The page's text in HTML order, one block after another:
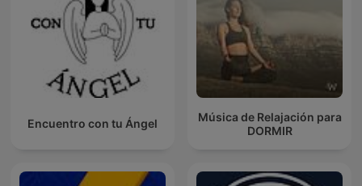
Encuentro con tu Ángel
Música de Relajación para
DORMIR